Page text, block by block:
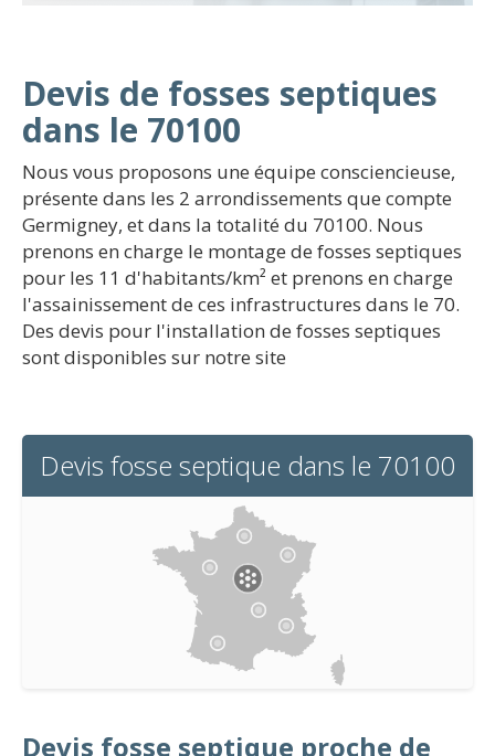
Devis de fosses septiques
dans le 70100
Nous vous proposons une équipe consciencieuse,
présente dans les 2 arrondissements que compte
Germigney, et dans la totalité du 70100. Nous
prenons en charge le montage de fosses septiques
pour les 11 d'habitants/km² et prenons en charge
l'assainissement de ces infrastructures dans le 70.
Des devis pour l'installation de fosses septiques
sont disponibles sur notre site
Devis fosse septique dans le 70100
Devis fosse septique proche de